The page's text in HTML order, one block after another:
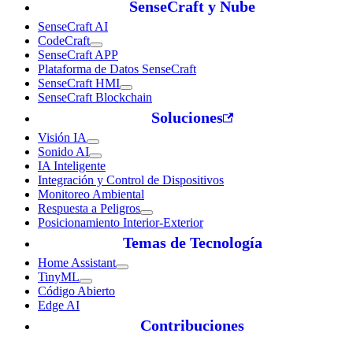
SenseCraft y Nube
SenseCraft AI
CodeCraft
SenseCraft APP
Plataforma de Datos SenseCraft
SenseCraft HMI
SenseCraft Blockchain
Soluciones
Visión IA
Sonido AI
IA Inteligente
Integración y Control de Dispositivos
Monitoreo Ambiental
Respuesta a Peligros
Posicionamiento Interior-Exterior
Temas de Tecnología
Home Assistant
TinyML
Código Abierto
Edge AI
Contribuciones